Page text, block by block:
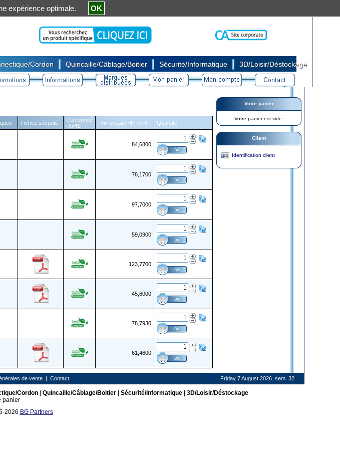
Cordon Quincaille/Câblage/Boitier Sécurité/Informatique 3D/Loisir/Déstockage
Fiches sécurité
Conformité
RoHS
Prix unitaire HT en € Quantité
84,6800
78,1700
97,7000
59,0900
123,7700
45,6000
78,7930
61,4600
Votre panier
Votre panier est vide.
Client
Identification client
de vente | Contact Friday 7 August 2026. sem. 32
Cordon| Quincaille/Câblage/Boitier| Sécurité/Informatique| 3D/Loisir/Déstockage
panier
2026 BG Partners
expérience optimale. OK